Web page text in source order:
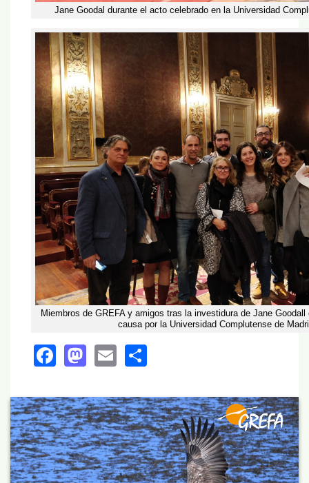
Jane Goodal durante el acto celebrado en la Universidad
Miembros de GREFA y amigos tras la investidura de Jane
causa por la Universidad Complutense de
Facebook
Mastodon
Email